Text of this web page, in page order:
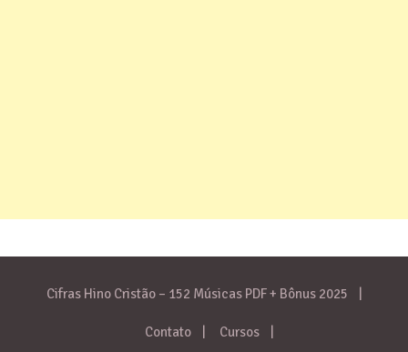
Cifras Hino Cristão – 152 Músicas PDF + Bônus 2025
Contato Cursos